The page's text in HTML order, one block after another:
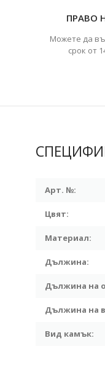
ПРАВО
Можете да
срок от
Арт. №:
Цвят:
Материал:
Дължина:
Дължина на
Дължина на
Вид камък: